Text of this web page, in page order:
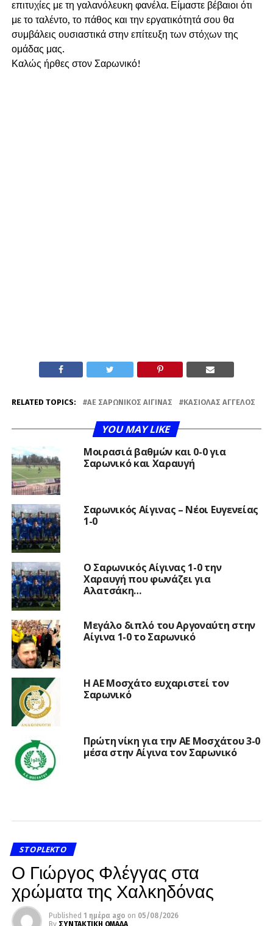
επιτυχίες με τη γαλανόλευκη φανέλα. Είμαστε βέβαιοι ότι
με το ταλέντο, το πάθος και την εργατικότητά σου θα
συμβάλεις ουσιαστικά στην επίτευξη των στόχων της
ομάδας μας.
Καλώς ήρθες στον Σαρωνικό!
RELATED TOPICS: AE ΣΑΡΩΝΙΚΌΣ ΑΊΓΙΝΑΣ ΚΑΣΙΌΛΑΣ ΆΓΓΕΛΟΣ
YOU MAY LIKE
Μοιρασιά βαθμών και 0-0 για
Σαρωνικό και Χαραυγή
Σαρωνικός Αίγινας – Νέοι Ευγενείας
1-0
Ο Σαρωνικός Αίγινας 1-0 την
Χαραυγή που φωνάζει για
Αλατσάκη…
Μεγάλο διπλό του Αργοναύτη στην
Αίγινα 1-0 το Σαρωνικό
Η ΑΕ Μοσχάτο ευχαριστεί τον
Σαρωνικό
Πρώτη νίκη για την ΑΕ Μοσχάτου 3-0
μέσα στην Αίγινα τον Σαρωνικό
STOPLEKTO
Ο Γιώργος Φλέγγας στα
χρώματα της Χαλκηδόνας
Published 1 ημέρα ago on 05/08/2026